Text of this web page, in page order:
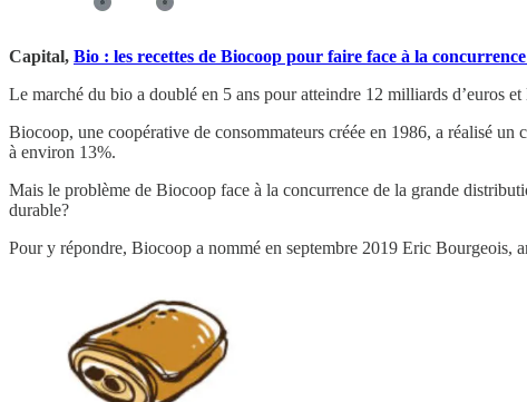
Capital, Bio : les recettes de Biocoop pour faire face à la
Le marché du bio a doublé en 5 ans pour atteindre 12 milliards d’euros
Biocoop, une coopérative de consommateurs créée en 1986, a réalisé
à environ 13%.
Mais le problème de Biocoop face à la concurrence de la grande
durable?
Pour y répondre, Biocoop a nommé en septembre 2019 Eric Bourgeois,